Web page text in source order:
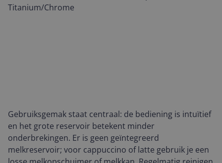
Gebruiksgemak staat centraal: de bediening is intuïtief
en het grote reservoir betekent minder
onderbrekingen. Er is geen geïntegreerd
melkreservoir; voor cappuccino of latte gebruik je een